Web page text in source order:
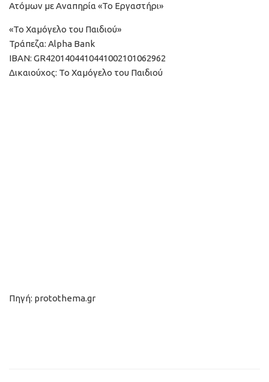
Ατόμων με Αναπηρία «Το Εργαστήρι»
«Το Χαμόγελο του Παιδιού»
Τράπεζα: Alpha Bank
ΙΒΑΝ: GR4201404410441002101062962
Δικαιούχος: Το Χαμόγελο του Παιδιού
Πηγή: protothema.gr